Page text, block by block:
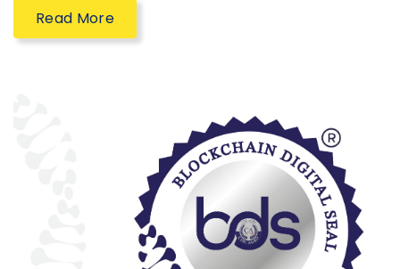
Read More